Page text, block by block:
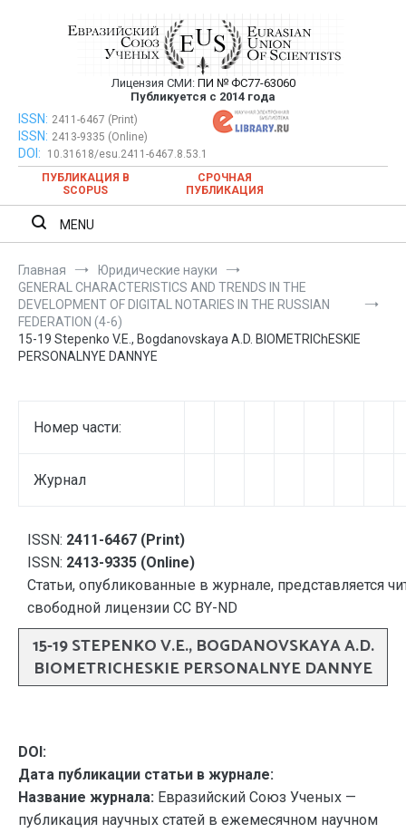
Евразийский Союз Ученых —
публикация научных статей в
ежемесячном научном журнале
Лицензия СМИ: ПИ № ФС77-63060
Публикуется с 2014 года
Евразийский Союз Ученых — публикация научных статей в
ежемесячном научном журнале
ISSN: 2411-6467 (Print)
ISSN: 2413-9335 (Online)
DOI:
10.31618/esu.2411-6467.8.53.1
ПУБЛИКАЦИЯ В
SCOPUS
СРОЧНАЯ
ПУБЛИКАЦИЯ
MENU
Главная
Юридические науки
GENERAL CHARACTERISTICS AND TRENDS IN THE
DEVELOPMENT OF DIGITAL NOTARIES IN THE RUSSIAN
FEDERATION (4-6)
15-19 Stepenko V.E., Bogdanovskaya A.D. BIOMETRIChESKIE
PERSONALNYE DANNYE
Номер части:
Журнал
ISSN: 2411-6467 (Print)
ISSN: 2413-9335 (Online)
Статьи, опубликованные в журнале, представляется
свободной лицензии CC BY-ND
15-19 STEPENKO V.E., BOGDANOVSKAYA A.D.
BIOMETRICHESKIE PERSONALNYE DANNYE
DOI:
Дата публикации статьи в журнале:
Название журнала: Евразийский Союз Ученых —
публикация научных статей в ежемесячном научном